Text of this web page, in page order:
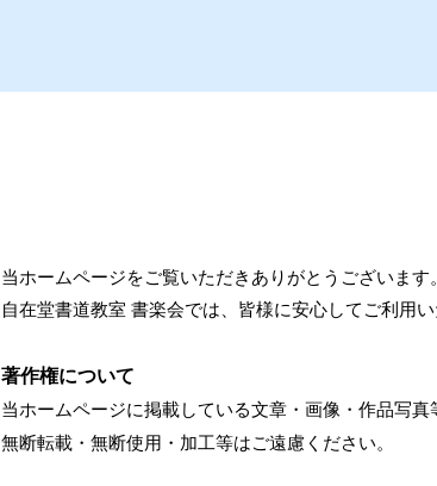
当ホームページをご覧いただきありがとうございます。
自在堂書道教室 書楽会では、皆様に安心してご利用
著作権について
当ホームページに掲載している文章・画像・作品写
無断転載・無断使用・加工等はご遠慮ください。